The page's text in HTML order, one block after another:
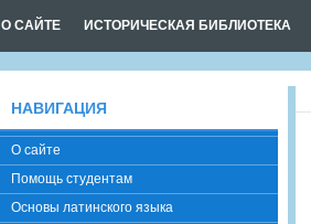
О САЙТЕ ИСТОРИЧЕСКАЯ БИБЛИОТЕКА
НАВИГАЦИЯ
О сайте
Помощь студентам
Основы латинского языка